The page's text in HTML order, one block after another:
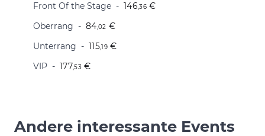
Front Of the Stage
146,36€
Oberrang
84,02 €
Unterrang
115,19€
VIP
177,53€
Andere interessante Events